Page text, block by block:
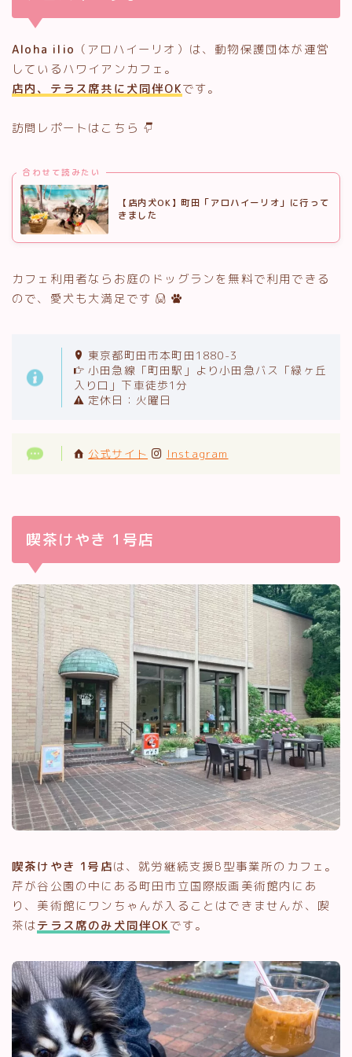
Aloha ilio （アロハイーリオ）は、動物保護団体が運営
しているハワイアンカフェ。
店内、テラス席共に犬同伴OKです。
訪問レポートはこちら
合わせて読みたい
【店内犬OK】町田「アロハイーリオ」に行って
きました
カフェ利用者ならお庭のドッグランを無料で利用できる
ので、愛犬も大満足です
東京都町田市本町田1880-3
小田急線「町田駅」より小田急バス「緑ヶ丘
入り口」下車徒歩1分
定休日：火曜日
公式サイト Instagram
喫茶けやき 1号店
喫茶けやき 1号店は、就労継続支援B型事業所のカフェ。
芹が谷公園の中にある町田市立国際版画美術館内にあ
り、美術館にワンちゃんが入ることはできませんが、喫
茶はテラス席のみ犬同伴OKです。